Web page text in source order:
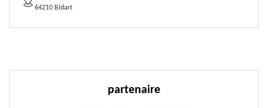
64210 Bidart
partenaire